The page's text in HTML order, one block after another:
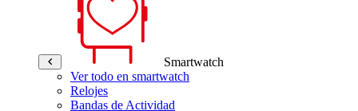
Smartwatch
Ver todo en smartwatch
Relojes
Bandas de Actividad